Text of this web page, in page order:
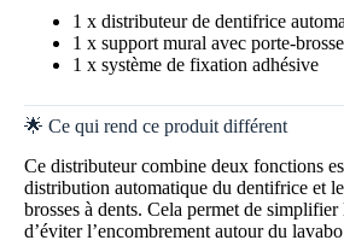
1 x distributeur de dentifrice
1 x support mural avec porte-brosse
1 x système de fixation adhésive
🌟 Ce qui rend ce produit différent
Ce distributeur combine deux fonctions
distribution automatique du dentifrice et
brosses à dents. Cela permet de simplifier
d’éviter l’encombrement autour du